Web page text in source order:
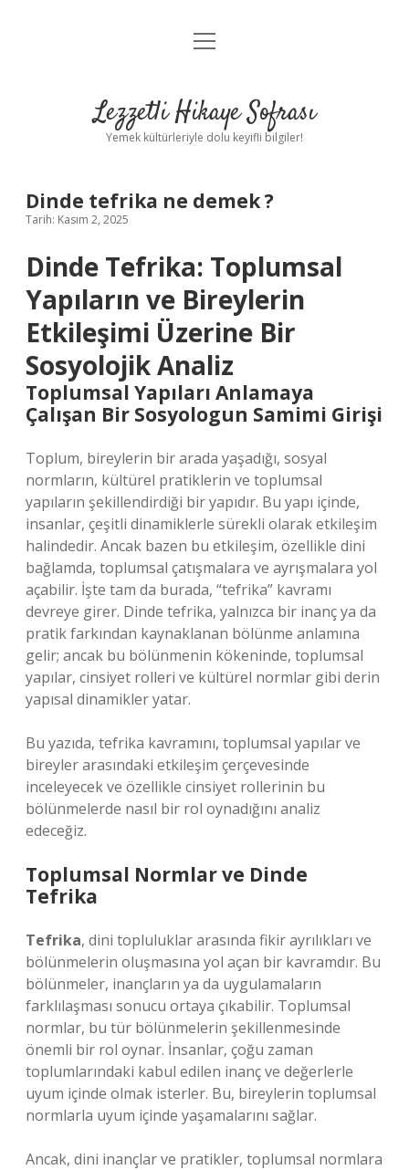
Anasayfa
Yasal Uyarı
menüyü
Lezzetli Hikaye Sofrası
Yemek kültürleriyle dolu keyifli bilgiler!
Dinde tefrika ne demek ?
Tarih: Kasım 2, 2025
Dinde Tefrika: Toplumsal
Yapıların ve Bireylerin
Etkileşimi Üzerine Bir
Sosyolojik Analiz
Toplumsal Yapıları Anlamaya
Çalışan Bir Sosyologun Samimi Girişi
Toplum, bireylerin bir arada yaşadığı, sosyal
normların, kültürel pratiklerin ve toplumsal
yapıların şekillendirdiği bir yapıdır. Bu yapı içinde,
insanlar, çeşitli dinamiklerle sürekli olarak etkileşim
halindedir. Ancak bazen bu etkileşim, özellikle dini
bağlamda, toplumsal çatışmalara ve ayrışmalara yol
açabilir. İşte tam da burada, “tefrika” kavramı
devreye girer. Dinde tefrika, yalnızca bir inanç ya da
pratik farkından kaynaklanan bölünme anlamına
gelir; ancak bu bölünmenin kökeninde, toplumsal
yapılar, cinsiyet rolleri ve kültürel normlar gibi derin
yapısal dinamikler yatar.
Bu yazıda, tefrika kavramını, toplumsal yapılar ve
bireyler arasındaki etkileşim çerçevesinde
inceleyecek ve özellikle cinsiyet rollerinin bu
bölünmelerde nasıl bir rol oynadığını analiz
edeceğiz.
Toplumsal Normlar ve Dinde
Tefrika
Tefrika, dini topluluklar arasında fikir ayrılıkları ve
bölünmelerin oluşmasına yol açan bir kavramdır. Bu
bölünmeler, inançların ya da uygulamaların
farklılaşması sonucu ortaya çıkabilir. Toplumsal
normlar, bu tür bölünmelerin şekillenmesinde
önemli bir rol oynar. İnsanlar, çoğu zaman
toplumlarındaki kabul edilen inanç ve değerlerle
uyum içinde olmak isterler. Bu, bireylerin toplumsal
normlarla uyum içinde yaşamalarını sağlar.
Ancak, dini inançlar ve pratikler, toplumsal normlara